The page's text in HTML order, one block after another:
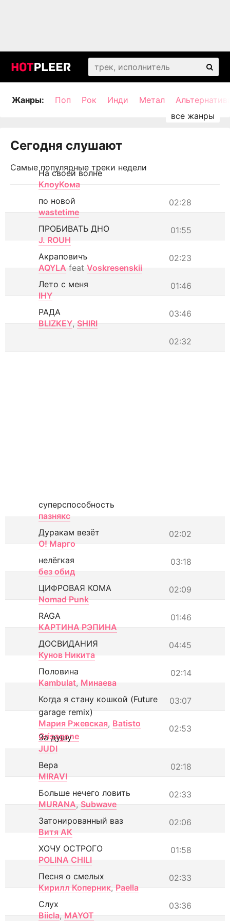
Жанры: Поп Рок Инди Метал
Сегодня слушают
Самые популярные треки недели
На своей волне
КлоуКома
02:28
по новой
wastetime
01:55
ПРОБИВАТЬ ДНО
J. ROUH
02:23
Акраповичъ
AQYLA feat Voskresenskii
01:46
Лето с меня
IHY
03:46
РАДА
BLIZKEY, SHIRI
02:32
суперспособность
пазнякс
02:02
Дуракам везёт
О! Марго
03:18
нелёгкая
без обид
02:09
ЦИФРОВАЯ КОМА
Nomad Punk
01:46
RAGA
КАРТИНА РЭПИНА
04:45
ДОСВИДАНИЯ
Кунов Никита
02:14
Половина
Kambulat, Минаева
03:07
Когда я стану кошкой (Future
garage remix)
Мария Ржевская, Batisto
Grisagone
02:53
За душу
JUDI
02:18
Вера
MIRAVI
02:33
Больше нечего ловить
MURANA, Subwave
02:06
Затонированный ваз
Витя АК
01:58
ХОЧУ ОСТРОГО
POLINA CHILI
02:33
Песня о смелых
Кирилл Коперник, Paella
03:36
Слух
Biicla, MAYOT